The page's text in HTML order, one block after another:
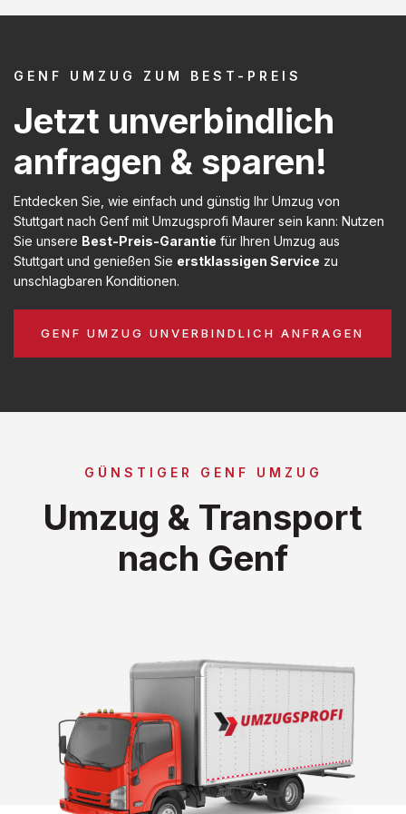
GENF UMZUG ZUM BEST-PREIS
Jetzt unverbindlich
anfragen & sparen!
Entdecken Sie, wie einfach und günstig Ihr Umzug von
Stuttgart nach Genf mit Umzugsprofi Maurer sein kann: Nutzen
Sie unsere Best-Preis-Garantie für Ihren Umzug aus
Stuttgart und genießen Sie erstklassigen Service zu
unschlagbaren Konditionen.
GENF UMZUG UNVERBINDLICH ANFRAGEN
GÜNSTIGER GENF UMZUG
Umzug & Transport
nach Genf